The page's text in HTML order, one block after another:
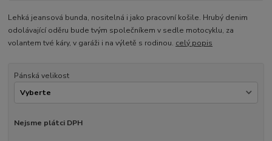
Lehká jeansová bunda, nositelná i jako pracovní košile. Hrubý denim
odolávající oděru bude tvým společníkem v sedle motocyklu, za
volantem tvé káry, v garáži i na výletě s rodinou. celý popis
Pánská velikost
Nejsme plátci DPH